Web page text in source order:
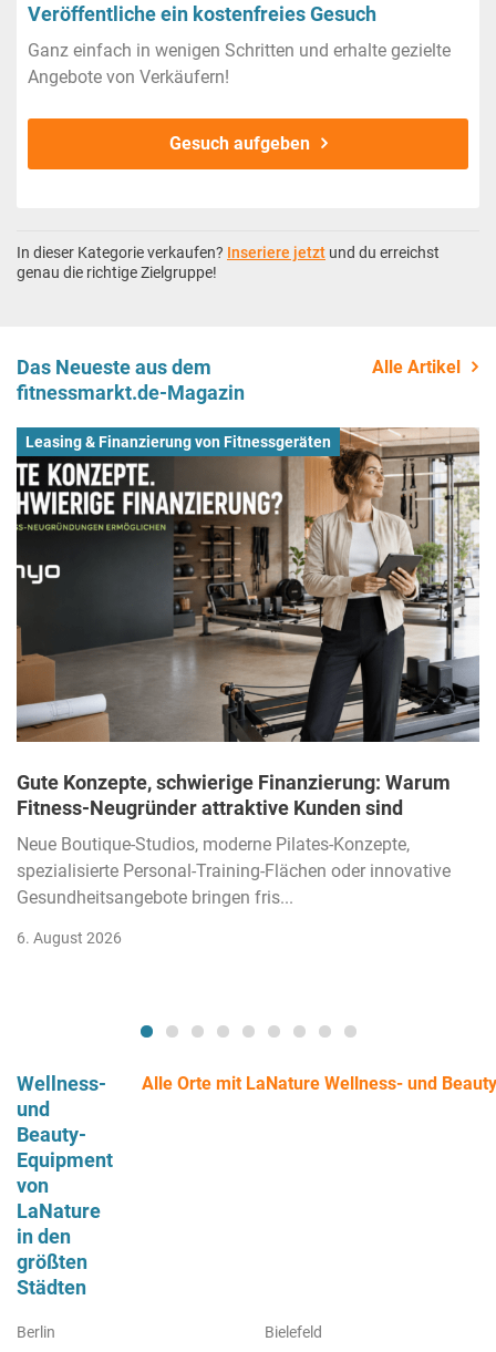
Veröffentliche ein kostenfreies Gesuch
Ganz einfach in wenigen Schritten und erhalte gezielte
Angebote von Verkäufern!
Gesuch aufgeben
In dieser Kategorie verkaufen? Inseriere jetzt und du erreichst
genau die richtige Zielgruppe!
Das Neueste aus dem
fitnessmarkt.de-Magazin
Alle Artikel
Leasing & Finanzierung von Fitnessgeräten
Gute Konzepte, schwierige Finanzierung: Warum
Fitness-Neugründer attraktive Kunden sind
Neue Boutique-Studios, moderne Pilates-Konzepte,
spezialisierte Personal-Training-Flächen oder innovative
Gesundheitsangebote bringen fris...
6. August 2026
Wellness-
und
Beauty-
Equipment
von
LaNature
in den
größten
Städten
Alle Orte mit LaNature Wellness- und
Berlin
Bielefeld